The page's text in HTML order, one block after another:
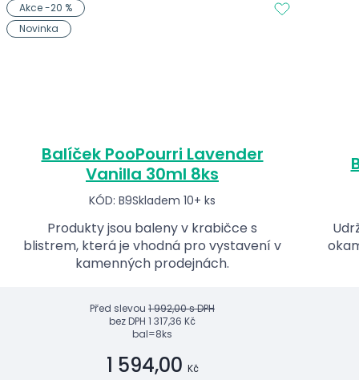
Balíček PooPourri Lavender
Vanilla 30ml 8ks
KÓD: B9Skladem 10+ ks
Produkty jsou baleny v krabičce s
blistrem, která je vhodná pro vystavení v
kamenných prodejnách.
Před slevou 1 992,00 s DPH
bez DPH 1 317,36 Kč
bal=8ks
1 594,00 Kč
Akce -20 %
Novinka